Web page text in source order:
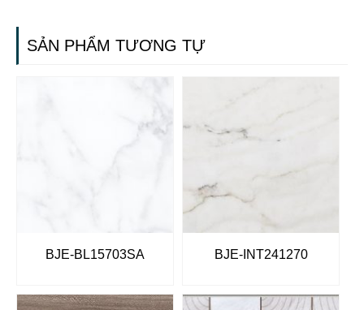
SẢN PHẨM TƯƠNG TỰ
BJE-BL15703SA BJE-INT241270